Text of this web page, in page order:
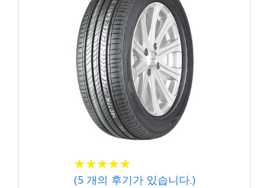
★★★★★
★★★★★
(5 개의 후기가 있습니다.)